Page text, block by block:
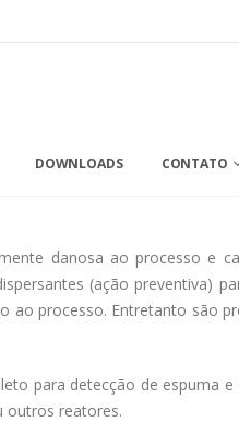
DOWNLOADS CONTATO
danosa ao processo e
(ação preventiva)
ao processo. Entretanto são
para detecção de espuma
outros reatores.